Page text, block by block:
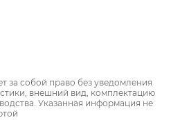
за собой право без уведомления
внешний вид, комплектацию
Указанная информация не